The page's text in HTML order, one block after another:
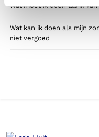
Wat moet ik doen als ik
Wat kan ik doen als mijn
niet vergoed